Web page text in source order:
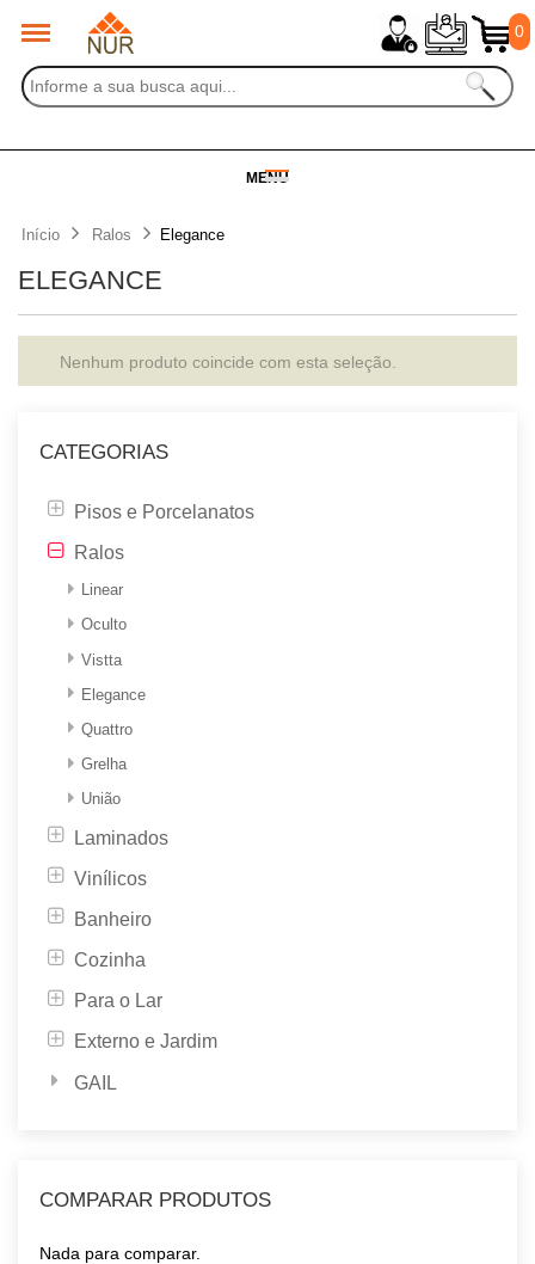
0
MENU
Início Ralos Elegance
ELEGANCE
Nenhum produto coincide com esta seleção.
CATEGORIAS
Pisos e Porcelanatos
Ralos
Linear
Oculto
Vistta
Elegance
Quattro
Grelha
União
Laminados
Vinílicos
Banheiro
Cozinha
Para o Lar
Externo e Jardim
GAIL
COMPARAR PRODUTOS
Nada para comparar.